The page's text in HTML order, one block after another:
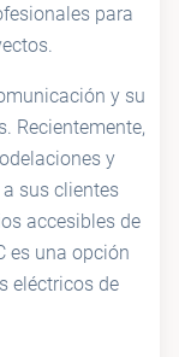
para
y su
Recientemente,
y
sus clientes
accesibles de
es una opción
eléctricos de